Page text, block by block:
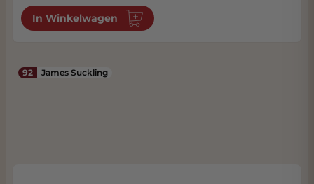
In Winkelwagen
92 James Suckling